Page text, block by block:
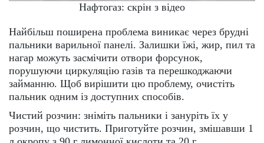
Нафтогаз: скрін з відео
Найбільш поширена проблема виникає через брудні
пальники варильної панелі. Залишки їжі, жир, пил та
нагар можуть засмічити отвори форсунок,
порушуючи циркуляцію газів та перешкоджаючи
займанню. Щоб вирішити цю проблему, очистіть
пальник одним із доступних способів.
Чистий розчин: зніміть пальники і зануріть їх у
розчин, що чистить. Приготуйте розчин, змішавши 1